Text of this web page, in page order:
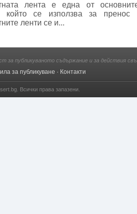
лента е една от
който се използва за пренос
ленти се и...
за публикуваното съдържание и за действия
за публикуване · Контакти
. Всички права запазени.